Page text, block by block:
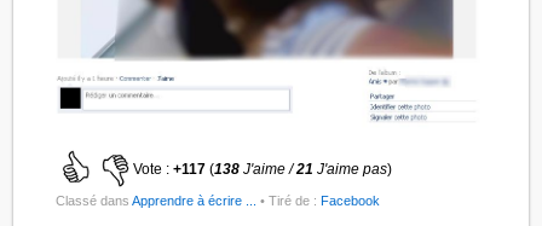
Vote :+117 (138J'aime /21 J'aime pas)
Classé dansApprendre à écrire ... • Tiré de :Facebook